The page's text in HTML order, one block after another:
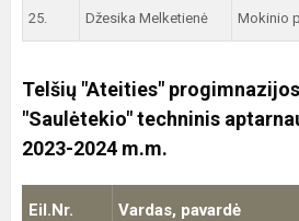
25. Džesika Melketienė Mokinio
Telšių "Ateities" progimnazijos
"Saulėtekio"techninis
2023-2024 m.m.
Eil.Nr. Vardas, pavardė